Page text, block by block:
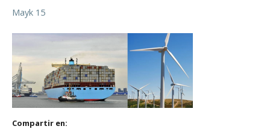
Mayk 15
Compartir en: